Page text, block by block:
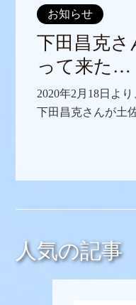
お知らせ
下田昌克さ
って来た…
2020年2月18日よ
下田昌克さんが土
人気の記事